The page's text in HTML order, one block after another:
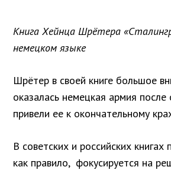
Книга Хейнца Шрётера
немецком языке
Шрётер в своей книге большое
оказалась немецкая армия
привели ее к окончательному
В советских и российских
как правило, фокусируется на